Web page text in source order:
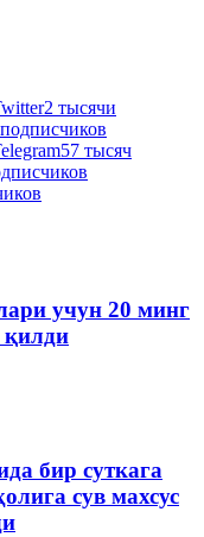
2 тысячи
57 тысяч
учун 20 минг
қилди
бир суткага
сув махсус